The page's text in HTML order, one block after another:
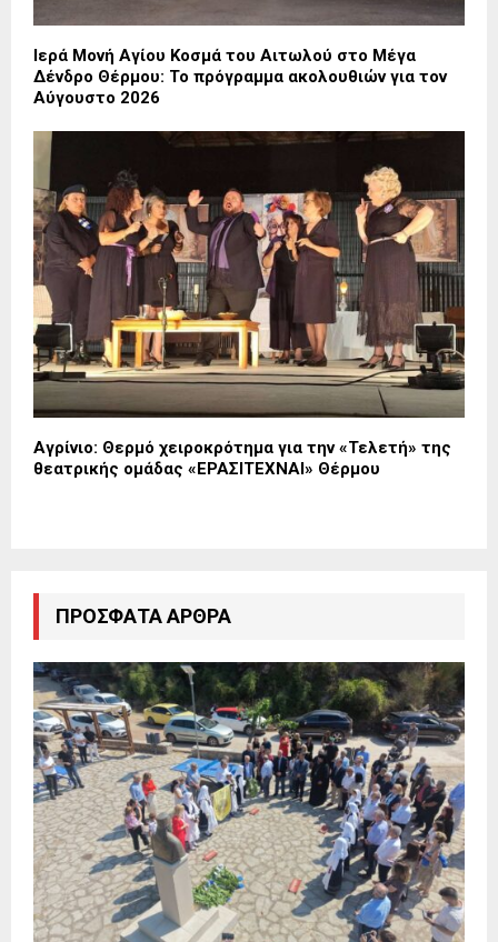
Ιερά Μονή Αγίου Κοσμά του Αιτωλού στο Μέγα
Δένδρο Θέρμου: Το πρόγραμμα ακολουθιών για τον
Αύγουστο 2026
Αγρίνιο: Θερμό χειροκρότημα για την «Τελετή» της
θεατρικής ομάδας «ΕΡΑΣΙΤΕΧΝΑΙ» Θέρμου
ΠΡΌΣΦΑΤΑ ΆΡΘΡΑ